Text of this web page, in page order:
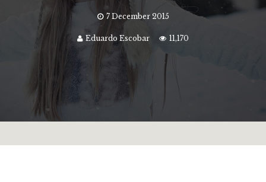
7 December 2015
Eduardo Escobar 11,170